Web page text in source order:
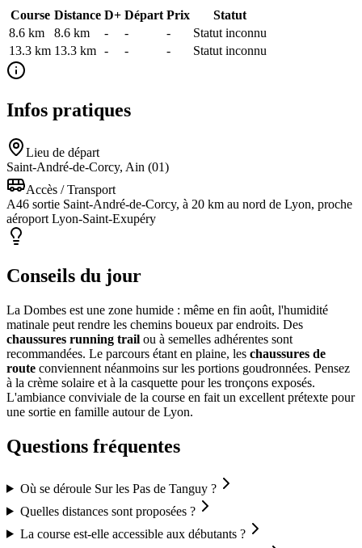
Course Distance D+ Départ Prix
Statut
8.6 km
8.6 km - - -
Statut inconnu
13.3 km 13.3 km - - - Statut inconnu
Infos pratiques
Lieu de départ
Saint-André-de-Corcy, Ain (01)
Accès / Transport
A46 sortie Saint-André-de-Corcy, à 20 km au nord de Lyon, proche
aéroport Lyon-Saint-Exupéry
Conseils du jour
La Dombes est une zone humide : même en fin août, l'humidité
matinale peut rendre les chemins boueux par endroits. Des
chaussures running trail ou à semelles adhérentes sont
recommandées. Le parcours étant en plaine, les chaussures de
route conviennent néanmoins sur les portions goudronnées. Pensez
à la crème solaire et à la casquette pour les tronçons exposés.
L'ambiance conviviale de la course en fait un excellent prétexte pour
une sortie en famille autour de Lyon.
Questions fréquentes
Où se déroule Sur les Pas de Tanguy ?
Quelles distances sont proposées ?
La course est-elle accessible aux débutants ?